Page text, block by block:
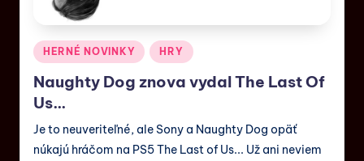
HERNÉ NOVINKY HRY
Naughty Dog znova vydal The Last Of
Us…
Je to neuveriteľné, ale Sony a Naughty Dog opäť
núkajú hráčom na PS5 The Last of Us... Už ani neviem